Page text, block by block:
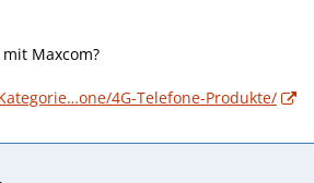
Maxcom?
4G-Telefone-Produkte/